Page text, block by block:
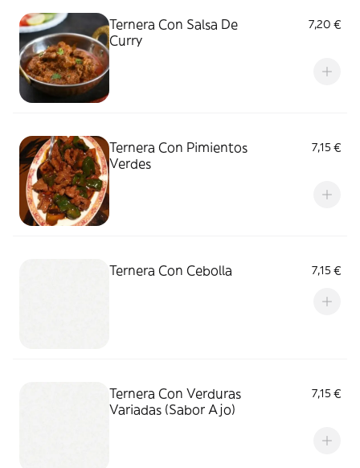
Ternera Con Salsa De
Curry
7,20 €
Ternera Con Pimientos
Verdes
7,15 €
Ternera Con Cebolla 7,15 €
Ternera Con Verduras
Variadas (Sabor Ajo)
7,15 €